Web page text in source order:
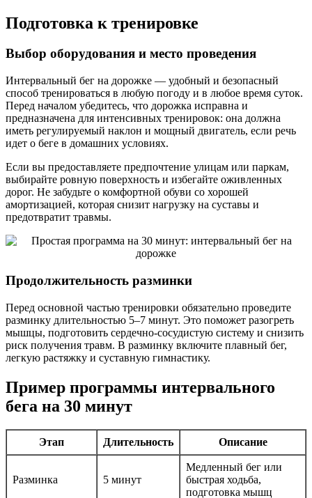
Подготовка к тренировке
Выбор оборудования и место проведения
Интервальный бег на дорожке — удобный и безопасный
способ тренироваться в любую погоду и в любое время суток.
Перед началом убедитесь, что дорожка исправна и
предназначена для интенсивных тренировок: она должна
иметь регулируемый наклон и мощный двигатель, если речь
идет о беге в домашних условиях.
Если вы предоставляете предпочтение улицам или паркам,
выбирайте ровную поверхность и избегайте оживленных
дорог. Не забудьте о комфортной обуви со хорошей
амортизацией, которая снизит нагрузку на суставы и
предотвратит травмы.
Продолжительность разминки
Перед основной частью тренировки обязательно проведите
разминку длительностью 5–7 минут. Это поможет разогреть
мышцы, подготовить сердечно-сосудистую систему и снизить
риск получения травм. В разминку включите плавный бег,
легкую растяжку и суставную гимнастику.
Пример программы интервального
бега на 30 минут
Этап Длительность Описание
Разминка 5 минут
Медленный бег или
быстрая ходьба,
подготовка мышц